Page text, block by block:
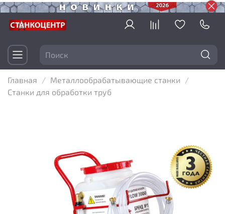
Главная
Металлообрабатывающие станки
Станки для обработки труб